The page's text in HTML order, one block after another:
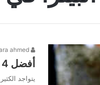
أفضل 4 مطاعم البيتزا في الجبيل
يتواجد